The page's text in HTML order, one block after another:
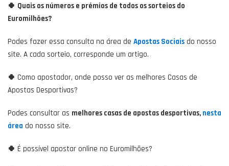
🍀 Quais os números e prémios de todos os sorteios do
Euromilhões?
Podes fazer essa consulta na área de Apostas Sociais do nosso
site. A cada sorteio, corresponde um artigo.
🍀 Como apostador, onde posso ver as melhores Casas de
Apostas Desportivas?
Podes consultar as melhores casas de apostas desportivas, nesta
área do nosso site.
🍀 É possível apostar online no Euromilhões?